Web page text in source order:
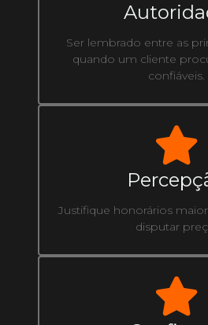
Ser lembrado entre as
quando um cliente
confiáveis.
Justifique honorários
disputar